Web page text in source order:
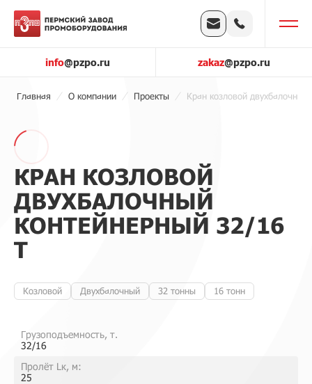
info@pzpo.ru zakaz@pzpo.ru
Главная О компании Проекты Кран козловой
КРАН КОЗЛОВОЙ
ДВУХБАЛОЧНЫЙ
КОНТЕЙНЕРНЫЙ 32/16
Т
Козловой Двухбалочный 32 тонны 16 тонн
Грузоподъемность, т.
32/16
Пролёт Lк, м:
25